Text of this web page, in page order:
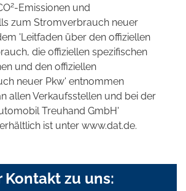
2-Emissionen und
zum Stromverbrauch neuer
'Leitfaden über den offiziellen
die offiziellen spezifischen
und den offiziellen
neuer Pkw' entnommen
allen Verkaufsstellen und bei der
Treuhand GmbH'
ist unter www.dat.de.
Kontakt zu uns: